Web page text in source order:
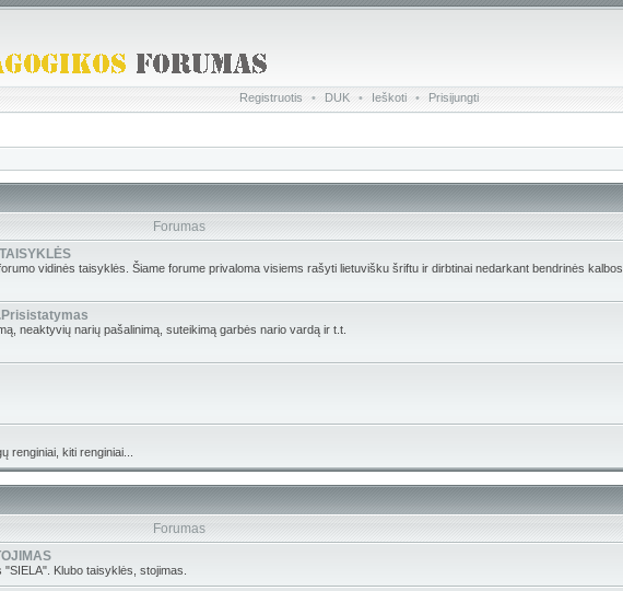
Registruotis • DUK • Ieškoti • Prisijungti
Forumas
vidinės taisyklės. Šiame forume privaloma visiems rašyti lietuvišku šriftu ir dirbtinai nedarkant bendrinės kalbos.
neaktyvių narių pašalinimą, suteikimą garbės nario vardą ir t.t.
renginiai, kiti renginiai...
Forumas
Klubo taisyklės, stojimas.